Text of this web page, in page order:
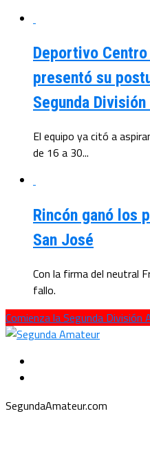
Deportivo
presentó su
Segunda
El equipo ya citó a
de 16 a 30...
Rincón ganó los
San José
Con la firma del neutral
fallo.
Comienza la Segunda División
SegundaAmateur.com